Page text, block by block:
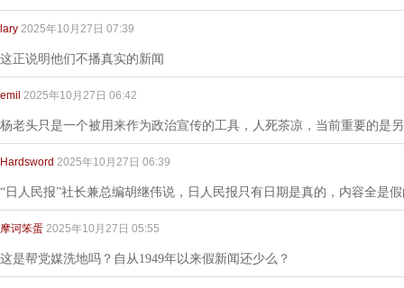
lary 2025年10月27日 07:39
这正说明他们不播真实的新闻
emil 2025年10月27日 06:42
杨老头只是一个被用来作为政治宣传的工具，人死茶凉，当前重要的是
Hardsword 2025年10月27日 06:39
“日人民报”社长兼总编胡继伟说，日人民报只有日期是真的，内容全是
摩诃笨蛋 2025年10月27日 05:55
这是帮党媒洗地吗？自从1949年以来假新闻还少么？